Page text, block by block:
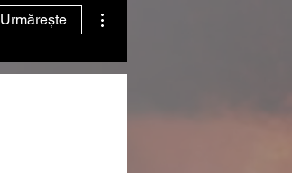
Urmărește